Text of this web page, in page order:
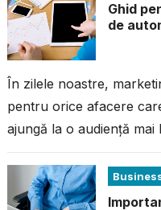
Ghid
de
În zilele noastre,
pentru orice afacere
ajungă la o audiență mai